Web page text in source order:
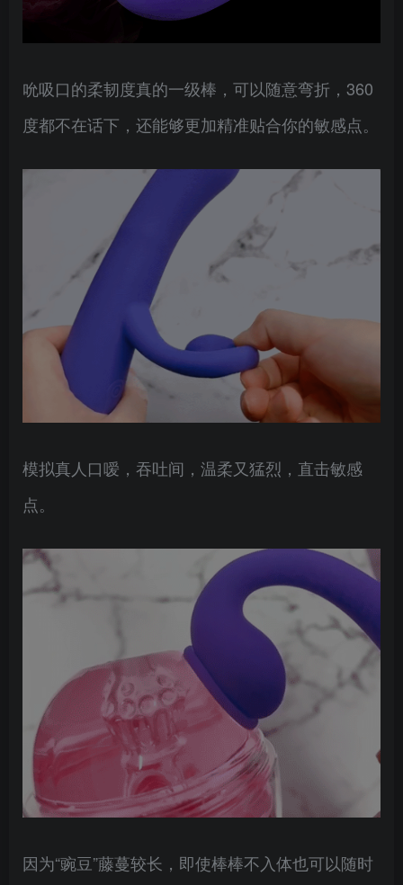
吮吸口的柔韧度真的一级棒，可以随意弯折，360
度都不在话下，还能够更加精准贴合你的敏感点。
模拟真人口嗳，吞吐间，温柔又猛烈，直击敏感
点。
因为“豌豆”藤蔓较长，即使棒棒不入体也可以随时